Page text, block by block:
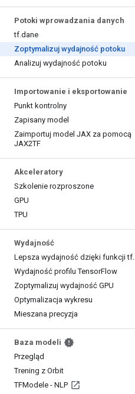
Potoki wprowadzania danych
tf.dane
Zoptymalizuj wydajność potoku
Analizuj wydajność potoku
Importowanie i eksportowanie
Punkt kontrolny
Zapisany model
Zaimportuj model JAX za pomocą
JAX2TF
Akceleratory
Szkolenie rozproszone
GPU
TPU
Wydajność
Lepsza wydajność dzięki funkcji tf.
Wydajność profilu TensorFlow
Zoptymalizuj wydajność GPU
Optymalizacja wykresu
Mieszana precyzja
Baza modeli
Przegląd
Trening z Orbit
TFModele - NLP